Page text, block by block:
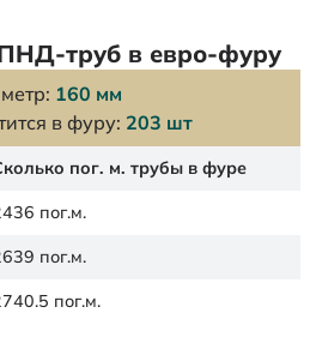
труб в евро-фуру
160 мм
в фуру: 203 шт
пог. м. трубы в фуре
пог.м.
пог.м.
пог.м.